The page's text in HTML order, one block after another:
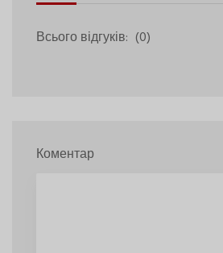
Всього відгуків: (0)
Коментар